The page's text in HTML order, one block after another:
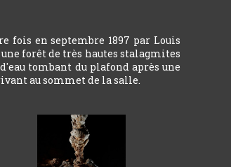
fois en septembre 1897 par Louis
forêt de très hautes stalagmites
tombant du plafond après une
au sommet de la salle.